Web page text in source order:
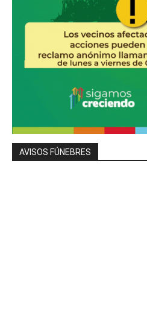
AVISOS FÚNEBRES